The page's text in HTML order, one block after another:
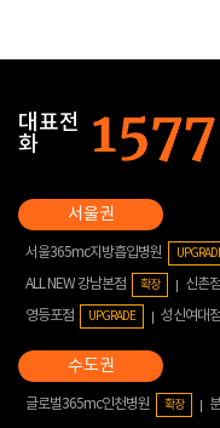
대표전
화
서울365mc지방흡입병원
ALL NEW 강남본점 확장 신촌점
영등포점
UPGRADE 성신여대점
글로벌365mc인천병원 확장